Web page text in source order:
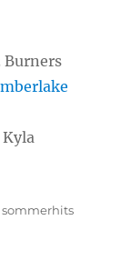
Burners
Kyla
sommerhits